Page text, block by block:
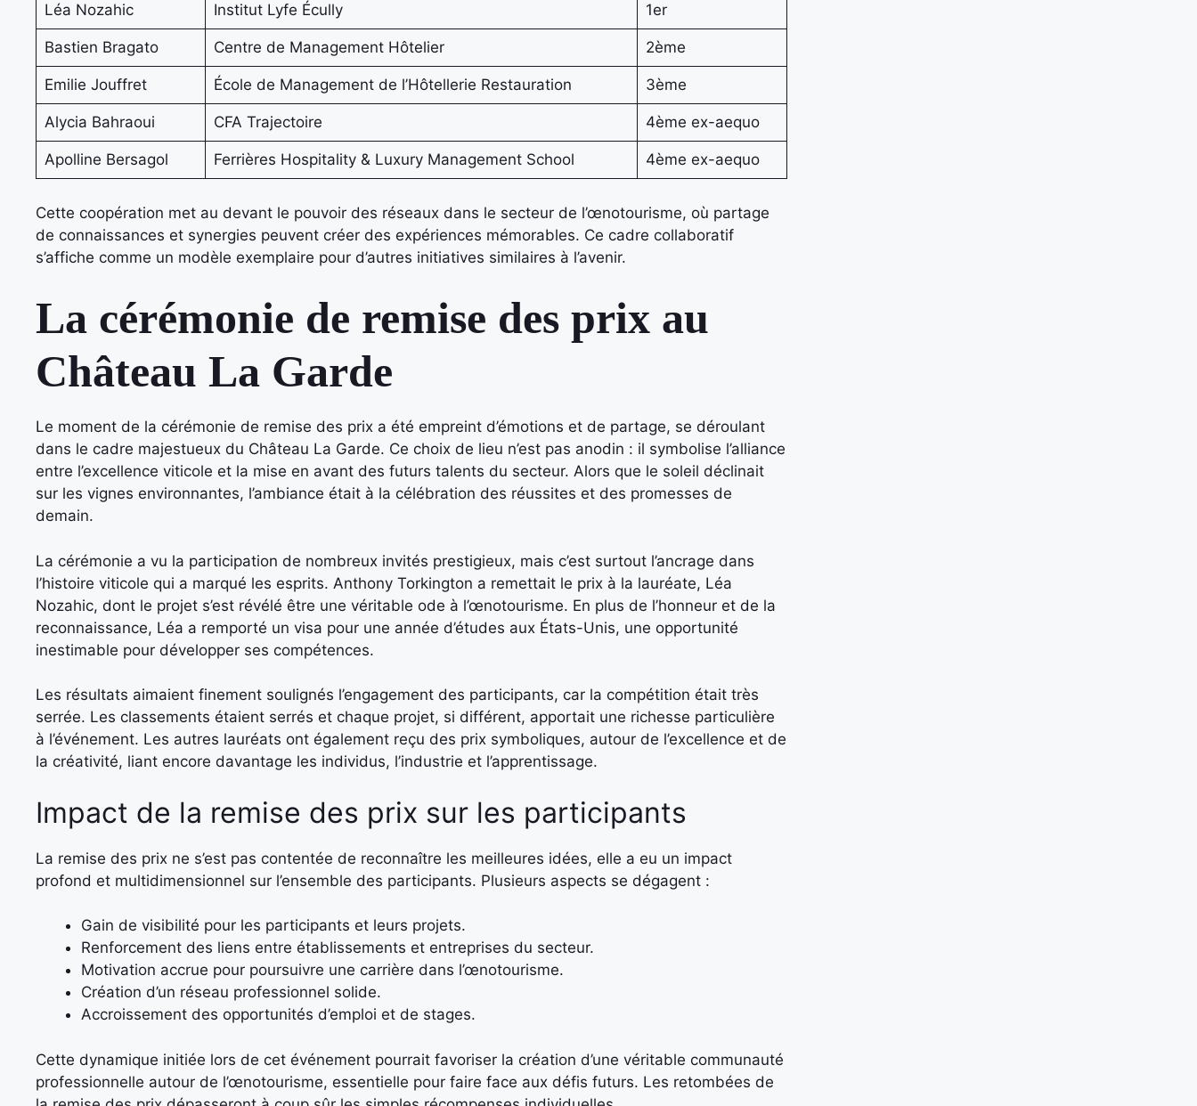
Léa Nozahic Institut Lyfe Écully 1er
Bastien Bragato Centre de Management Hôtelier 2ème
Emilie Jouffret École de Management de l’Hôtellerie Restauration 3ème
Alycia Bahraoui CFA Trajectoire 4ème ex-aequo
Apolline Bersagol Ferrières Hospitality & Luxury Management School 4ème ex-aequo
Cette coopération met au devant le pouvoir des réseaux dans le secteur de l’œnotourisme, où partage
de connaissances et synergies peuvent créer des expériences mémorables. Ce cadre collaboratif
s’affiche comme un modèle exemplaire pour d’autres initiatives similaires à l’avenir.
La cérémonie de remise des prix au
Château La Garde
Le moment de la cérémonie de remise des prix a été empreint d’émotions et de partage, se déroulant
dans le cadre majestueux du Château La Garde. Ce choix de lieu n’est pas anodin : il symbolise l’alliance
entre l’excellence viticole et la mise en avant des futurs talents du secteur. Alors que le soleil déclinait
sur les vignes environnantes, l’ambiance était à la célébration des réussites et des promesses de
demain.
La cérémonie a vu la participation de nombreux invités prestigieux, mais c’est surtout l’ancrage dans
l’histoire viticole qui a marqué les esprits. Anthony Torkington a remettait le prix à la lauréate, Léa
Nozahic, dont le projet s’est révélé être une véritable ode à l’œnotourisme. En plus de l’honneur et de la
reconnaissance, Léa a remporté un visa pour une année d’études aux États-Unis, une opportunité
inestimable pour développer ses compétences.
Les résultats aimaient finement soulignés l’engagement des participants, car la compétition était très
serrée. Les classements étaient serrés et chaque projet, si différent, apportait une richesse particulière
à l’événement. Les autres lauréats ont également reçu des prix symboliques, autour de l’excellence et de
la créativité, liant encore davantage les individus, l’industrie et l’apprentissage.
Impact de la remise des prix sur les participants
La remise des prix ne s’est pas contentée de reconnaître les meilleures idées, elle a eu un impact
profond et multidimensionnel sur l’ensemble des participants. Plusieurs aspects se dégagent :
Gain de visibilité pour les participants et leurs projets.
Renforcement des liens entre établissements et entreprises du secteur.
Motivation accrue pour poursuivre une carrière dans l’œnotourisme.
Création d’un réseau professionnel solide.
Accroissement des opportunités d’emploi et de stages.
Cette dynamique initiée lors de cet événement pourrait favoriser la création d’une véritable communauté
professionnelle autour de l’œnotourisme, essentielle pour faire face aux défis futurs. Les retombées de